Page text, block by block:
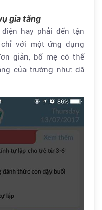
gia tăng
hay phải đến tận
với một ứng dụng
giản, bố mẹ có thể
của trường như: dã